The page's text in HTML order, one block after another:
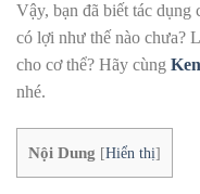
Vậy, bạn đã biết tác dụng
có lợi như thế nào chưa?
cho cơ thể? Hãy cùng
nhé.
Nội Dung [Hiển thị]